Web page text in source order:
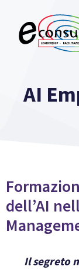
contenuto
AI
dell’AI
Il segreto